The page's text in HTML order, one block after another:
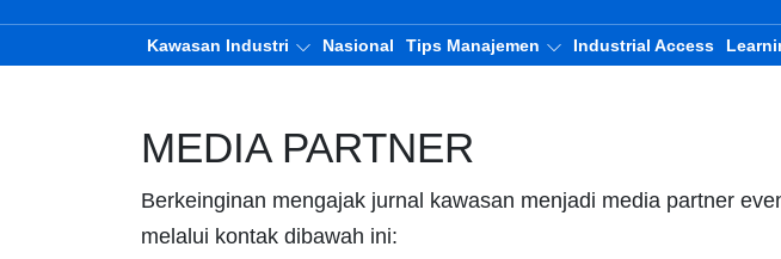
Kawasan Industri Nasional Tips Manajemen Industrial Access
MEDIA PARTNER
Berkeinginan mengajak jurnal kawasan menjadi media partner
melalui kontak dibawah ini: